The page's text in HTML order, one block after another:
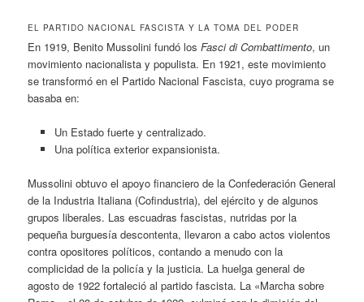
EL PARTIDO NACIONAL FASCISTA Y LA TOMA DEL PODER
En 1919, Benito Mussolini fundó losFasci di Combattimento, un
movimiento nacionalista y populista. En 1921, este movimiento
se transformó en el Partido Nacional Fascista, cuyo programa se
basaba en:
Un Estado fuerte y centralizado.
Una política exterior expansionista.
Mussolini obtuvo el apoyo financiero de la Confederación General
de la Industria Italiana (Cofindustria), del ejército y de algunos
grupos liberales. Las escuadras fascistas, nutridas por la
pequeña burguesía descontenta, llevaron a cabo actos violentos
contra opositores políticos, contando a menudo con la
complicidad de la policía y la justicia. La huelga general de
agosto de 1922 fortaleció al partido fascista. La «Marcha sobre